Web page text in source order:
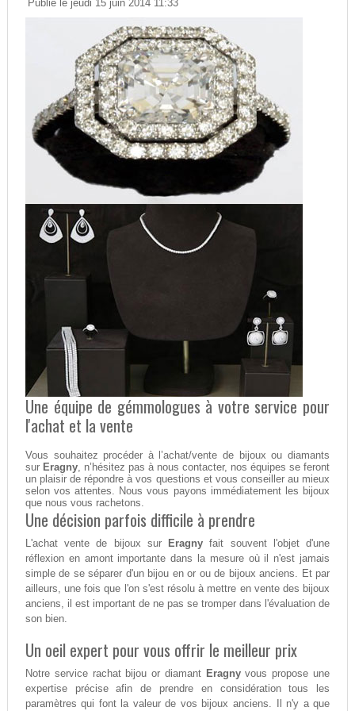
Publié le jeudi 15 juin 2014 11:33
Une équipe de gémmologues à votre service pour
l'achat et la vente
Vous souhaitez procéder à l’achat/vente de bijoux ou diamants
sur Eragny, n’hésitez pas à nous contacter, nos équipes se feront
un plaisir de répondre à vos questions et vous conseiller au mieux
selon vos attentes. Nous vous payons immédiatement les bijoux
que nous vous rachetons.
Une décision parfois difficile à prendre
L'achat vente de bijoux sur Eragny fait souvent l'objet d'une
réflexion en amont importante dans la mesure où il n'est jamais
simple de se séparer d'un bijou en or ou de bijoux anciens. Et par
ailleurs, une fois que l'on s'est résolu à mettre en vente des bijoux
anciens, il est important de ne pas se tromper dans l'évaluation de
son bien.
Un oeil expert pour vous offrir le meilleur prix
Notre service rachat bijou or diamant Eragnyvous propose une
expertise précise afin de prendre en considération tous les
paramètres qui font la valeur de vos bijoux anciens. Il n'y a que